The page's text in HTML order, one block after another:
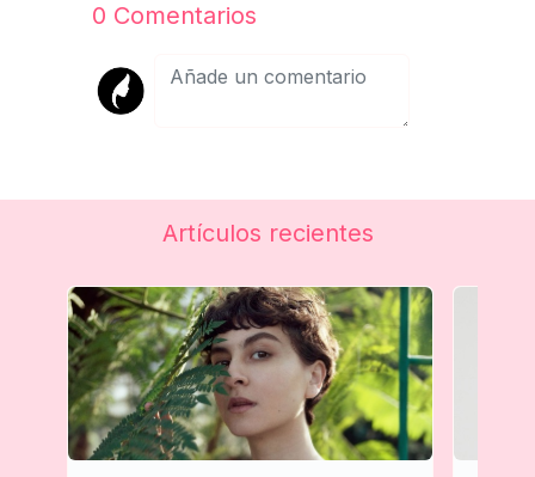
0 Comentarios
Artículos recientes